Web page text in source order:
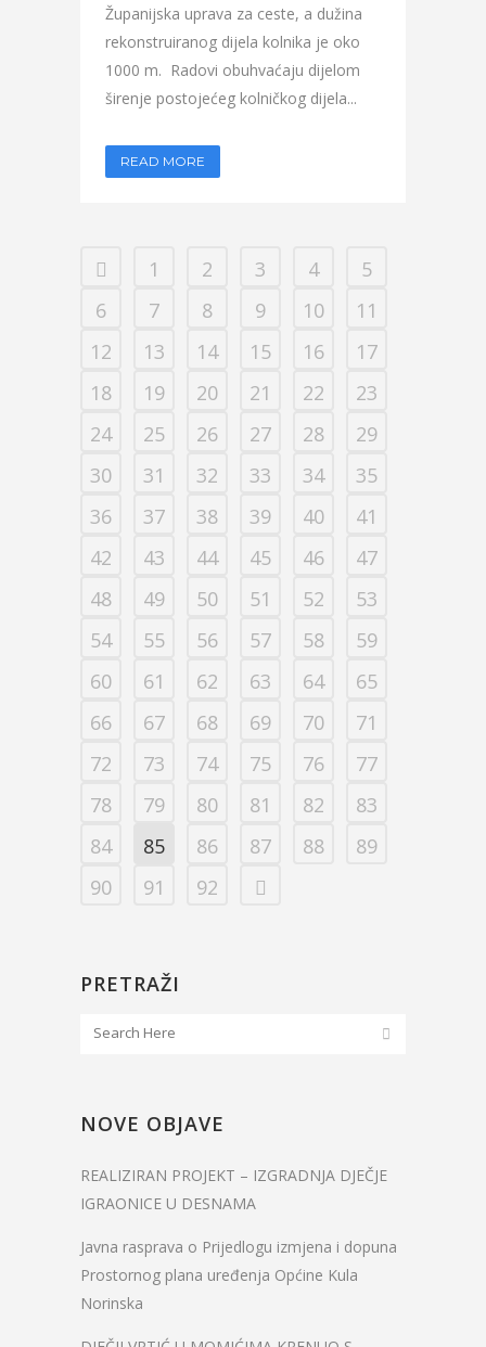
Županijska uprava za ceste, a dužina
rekonstruiranog dijela kolnika je oko
1000 m. Radovi obuhvaćaju dijelom
širenje postojećeg kolničkog dijela...
READ MORE
1 2 3 4
5
6
7 8 9 10
11
12
13 14 15 16
17
18
19 20 21 22
23
24
25 26 27 28
29
30
31 32 33 34
35
36
37 38 39 40
41
42
43 44 45 46
47
48
49 50 51 52
53
54
55 56 57 58
59
60
61 62 63 64
65
66
67 68 69 70
71
72
73 74 75 76
77
78
79 80 81 82
83
84
85 86 87 88
89
90
91 92
PRETRAŽI
NOVE OBJAVE
REALIZIRAN PROJEKT – IZGRADNJA DJEČJE
IGRAONICE U DESNAMA
Javna rasprava o Prijedlogu izmjena i dopuna
Prostornog plana uređenja Općine Kula
Norinska